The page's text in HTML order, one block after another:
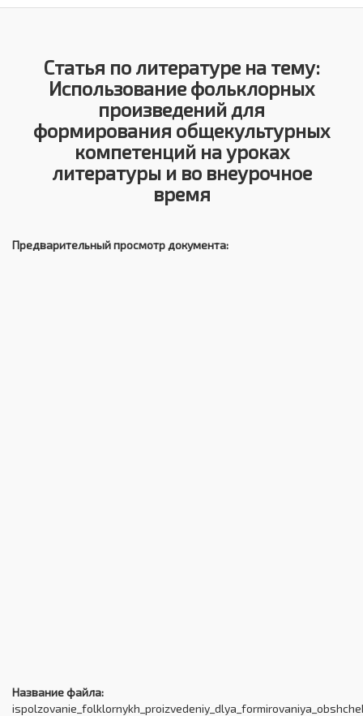
Статья по литературе на тему:
Использование фольклорных
произведений для
формирования общекультурных
компетенций на уроках
литературы и во внеурочное
время
Предварительный просмотр документа:
Название файла: